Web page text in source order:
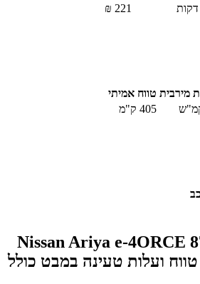
דקות 221
₪
מירבית טווח אמיתי
405 ק"מ
Nissan Ariya e-4ORCE
ועלות טעינה במבט כולל